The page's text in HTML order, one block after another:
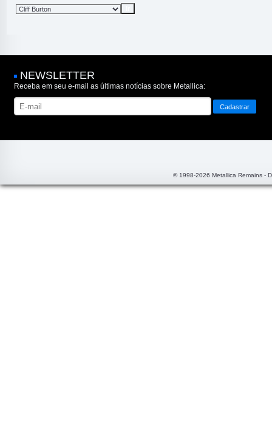
NEWSLETTER
Receba em seu e-mail as últimas notícias sobre Metallica:
© 1998-2026 Metallica Remains -